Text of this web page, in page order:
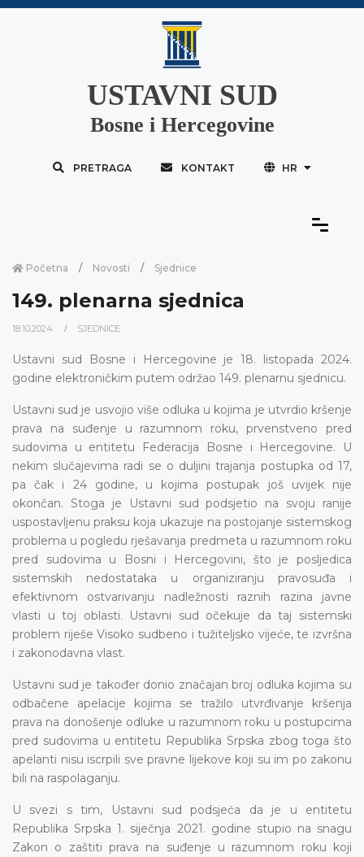
USTAVNI SUD
Bosne i Hercegovine
PRETRAGA KONTAKT HR
Početna Novosti Sjednice
149. plenarna sjednica
18.10.2024. SJEDNICE
Ustavni sud Bosne i Hercegovine je 18. listopada 2024.
godine elektroničkim putem održao 149. plenarnu sjednicu.
Ustavni sud je usvojio više odluka u kojima je utvrdio kršenje
prava na suđenje u razumnom roku, prvenstveno pred
sudovima u entitetu Federacija Bosne i Hercegovine. U
nekim slučajevima radi se o duljini trajanja postupka od 17,
pa čak i 24 godine, u kojima postupak još uvijek nije
okončan. Stoga je Ustavni sud podsjetio na svoju ranije
uspostavljenu praksu koja ukazuje na postojanje sistemskog
problema u pogledu rješavanja predmeta u razumnom roku
pred sudovima u Bosni i Hercegovini, što je posljedica
sistemskih nedostataka u organiziranju pravosuđa i
efektivnom ostvarivanju nadležnosti raznih razina javne
vlasti u toj oblasti. Ustavni sud očekuje da taj sistemski
problem riješe Visoko sudbeno i tužiteljsko vijeće, te izvršna
i zakonodavna vlast.
Ustavni sud je također donio značajan broj odluka kojima su
odbačene apelacije kojima se tražilo utvrđivanje kršenja
prava na donošenje odluke u razumnom roku u postupcima
pred sudovima u entitetu Republika Srpska zbog toga što
apelanti nisu iscrpili sve pravne lijekove koji su im po zakonu
bili na raspolaganju.
U svezi s tim, Ustavni sud podsjeća da je u entitetu
Republika Srpska 1. siječnja 2021. godine stupio na snagu
Zakon o zaštiti prava na suđenje u razumnom roku koji